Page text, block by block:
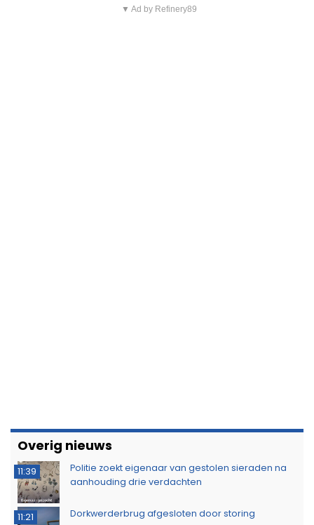
▼ Ad by Refinery89
Overig nieuws
11:39
Politie zoekt eigenaar van gestolen sieraden na
aanhouding drie verdachten
11:21 Dorkwerderbrug afgesloten door storing